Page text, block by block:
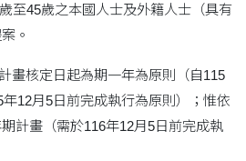
至45歲之本國人士及外籍人士（具有
。
核定日起為期一年為原則（自115
12月5日前完成執行為原則）；惟依
計畫（需於116年12月5日前完成執